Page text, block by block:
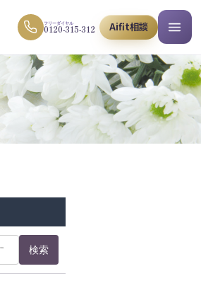
フリーダイヤル
0120-315-312 Aifit相談
検索